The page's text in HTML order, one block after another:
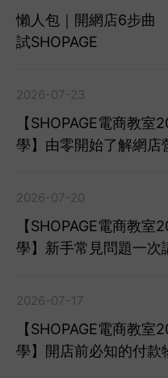
懶人包｜開網店6步
試SHOPAGE
2026-07-23
【SHOPAGE電商教
學】由零開始了解網店
2026-07-20
【SHOPAGE電商教
學】新手常見問題一次
2026-07-17
【SHOPAGE電商教
學】開店前必知的付款